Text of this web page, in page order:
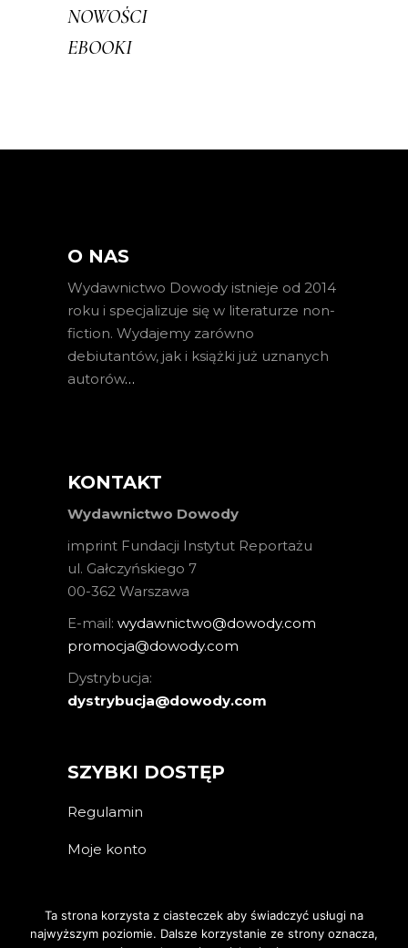
NOWOŚCI
EBOOKI
O NAS
Wydawnictwo Dowody istnieje od 2014
roku i specjalizuje się w literaturze non-
fiction. Wydajemy zarówno
debiutantów, jak i książki już uznanych
autorów…
KONTAKT
Wydawnictwo Dowody
imprint Fundacji Instytut Reportażu
ul. Gałczyńskiego 7
00-362 Warszawa
E-mail: wydawnictwo@dowody.com
promocja@dowody.com
Dystrybucja:
dystrybucja@dowody.com
SZYBKI DOSTĘP
Regulamin
Moje konto
Ta strona korzysta z ciasteczek aby świadczyć usługi na
najwyższym poziomie. Dalsze korzystanie ze strony oznacza,